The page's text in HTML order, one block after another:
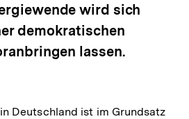
wird sich
demokratischen
lassen.
Deutschland ist im Grundsatz